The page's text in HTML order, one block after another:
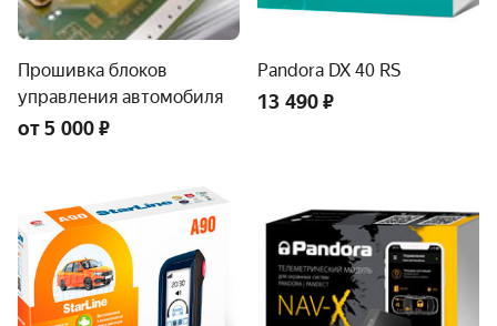
Прошивка блоков
управления автомобиля
от 5 000 ₽
Pandora DX 40 RS
13 490 ₽